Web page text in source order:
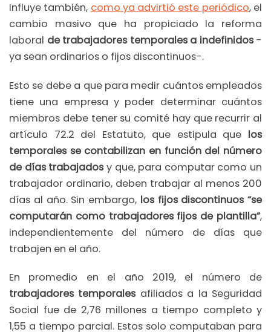
Influye también, como ya advirtió este periódico, el
cambio masivo que ha propiciado la reforma
laboral de trabajadores temporales a indefinidos-
ya sean ordinarios o fijos discontinuos-.
Esto se debe a que para medir cuántos empleados
tiene una empresa y poder determinar cuántos
miembros debe tener su comité hay que recurrir al
artículo 72.2 del Estatuto, que estipula que los
temporales se contabilizan en función del número
de días trabajados y que, para computar como un
trabajador ordinario, deben trabajar al menos 200
días al año. Sin embargo, los fijos discontinuos “se
computarán como trabajadores fijos de plantilla”,
independientemente del número de días que
trabajen en el año.
En promedio en el año 2019, el número de
trabajadores temporales afiliados a la Seguridad
Social fue de 2,76 millones a tiempo completo y
1,55 a tiempo parcial. Estos solo computaban para